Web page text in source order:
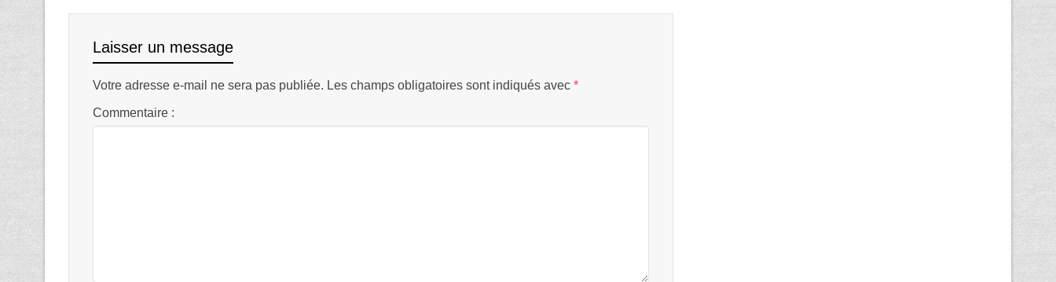
Laisser un message
Votre adresse e-mail ne sera pas publiée. Les champs obligatoires sont indiqués avec *
Commentaire :